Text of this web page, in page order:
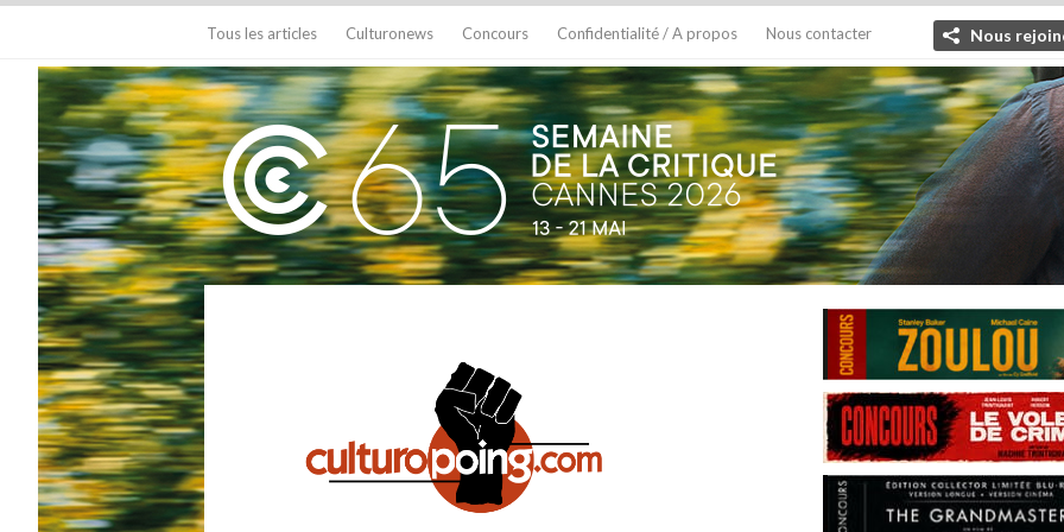
Tous les articles Culturonews Concours Confidentialité / A propos Nous contacter Nous